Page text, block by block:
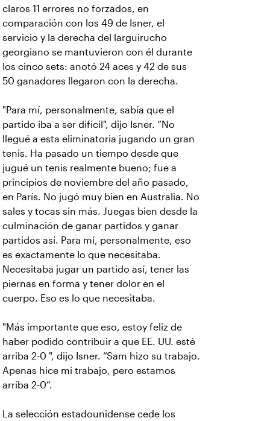
claros 11 errores no forzados, en
comparación con los 49 de Isner, el
servicio y la derecha del larguirucho
georgiano se mantuvieron con él durante
los cinco sets: anotó 24 aces y 42 de sus
50 ganadores llegaron con la derecha.
"Para mí, personalmente, sabía que el
partido iba a ser difícil", dijo Isner. “No
llegué a esta eliminatoria jugando un gran
tenis. Ha pasado un tiempo desde que
jugué un tenis realmente bueno; fue a
principios de noviembre del año pasado,
en París. No jugó muy bien en Australia. No
sales y tocas sin más. Juegas bien desde la
culminación de ganar partidos y ganar
partidos así. Para mí, personalmente, eso
es exactamente lo que necesitaba.
Necesitaba jugar un partido así, tener las
piernas en forma y tener dolor en el
cuerpo. Eso es lo que necesitaba.
"Más importante que eso, estoy feliz de
haber podido contribuir a que EE. UU. esté
arriba 2-0 ", dijo Isner. “Sam hizo su trabajo.
Apenas hice mi trabajo, pero estamos
arriba 2-0”.
La selección estadounidense cede los